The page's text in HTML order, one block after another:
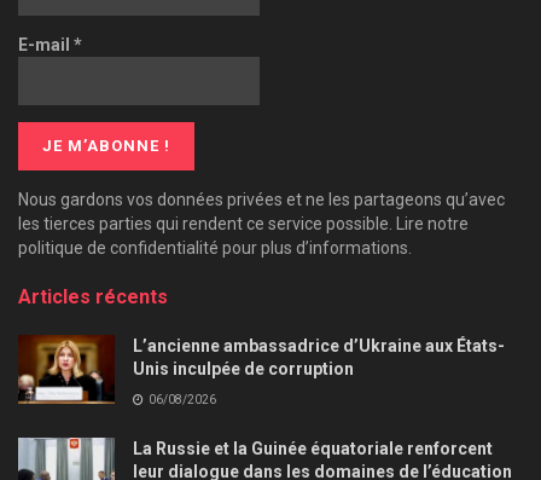
E-mail *
Nous gardons vos données privées et ne les partageons qu’avec
les tierces parties qui rendent ce service possible. Lire notre
politique de confidentialité pour plus d’informations.
Articles récents
L’ancienne ambassadrice d’Ukraine aux États-
Unis inculpée de corruption
06/08/2026
La Russie et la Guinée équatoriale renforcent
leur dialogue dans les domaines de l’éducation